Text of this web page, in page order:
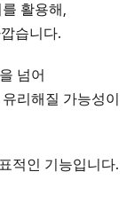
활용해,
습니다.
넘어
리해질 가능성이
적인 기능입니다.